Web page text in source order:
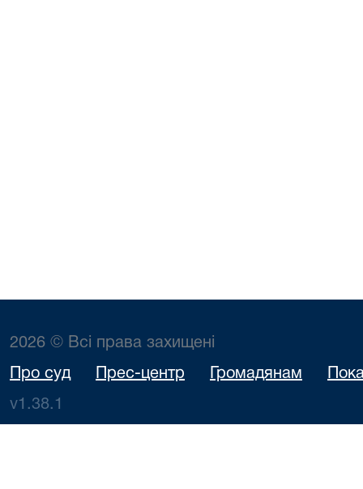
2026 © Всі права захищені
Про суд Прес-центр Громадянам
v1.38.1